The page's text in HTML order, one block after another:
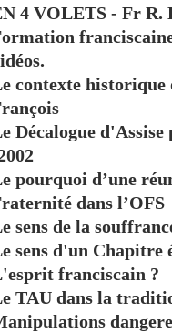
4 VOLETS - Fr R.
contexte historique
Décalogue
pourquoi d’une
dans l’OFS
sens de la
sens d'un Chapitre
franciscain ?
TAU dans la